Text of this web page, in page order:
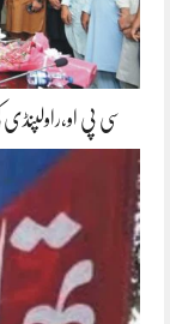
سی پی